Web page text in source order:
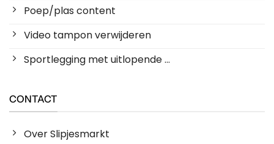
Poep/plas content
Video tampon verwijderen
Sportlegging met uitlopende ...
CONTACT
Over Slipjesmarkt